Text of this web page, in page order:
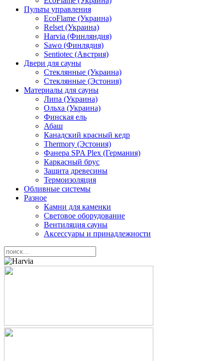
Пульты управления
EcoFlame (Украина)
Relset (Украина)
Harvia (Финляндия)
Sawo (Финлядия)
Sentiotec (Австрия)
Двери для сауны
Стеклянные (Украина)
Стеклянные (Эстония)
Материалы для сауны
Липа (Украина)
Ольха (Украина)
Финская ель
Абаш
Канадский красный кедр
Thermory (Эстония)
Фанера SPA Plex (Германия)
Каркасный брус
Защита древесины
Термоизоляция
Обливные системы
Разное
Камни для каменки
Световое оборудование
Вентиляция сауны
Аксессуары и принадлежности